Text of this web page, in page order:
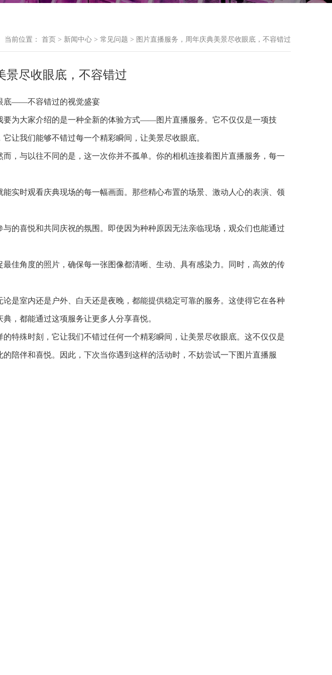
当前位置： 首页 > 新闻中心 > 常见问题 > 图片直播服务，周年庆典美景尽收眼底，不容错过
景尽收眼底，不容错过
底——不容错过的视觉盛宴
为大家介绍的是一种全新的体验方式——图片直播服务。它不仅仅是一项技
让我们能够不错过每一个精彩瞬间，让美景尽收眼底。
，与以往不同的是，这一次你并不孤单。你的相机连接着图片直播服务，每一
实时观看庆典现场的每一幅画面。那些精心布置的场景、激动人心的表演、领
的喜悦和共同庆祝的氛围。即使因为种种原因无法亲临现场，观众们也能通过
佳角度的照片，确保每一张图像都清晰、生动、具有感染力。同时，高效的传
是室内还是户外、白天还是夜晚，都能提供稳定可靠的服务。这使得它在各种
，都能通过这项服务让更多人分享喜悦。
特殊时刻，它让我们不错过任何一个精彩瞬间，让美景尽收眼底。这不仅仅是
陪伴和喜悦。因此，下次当你遇到这样的活动时，不妨尝试一下图片直播服